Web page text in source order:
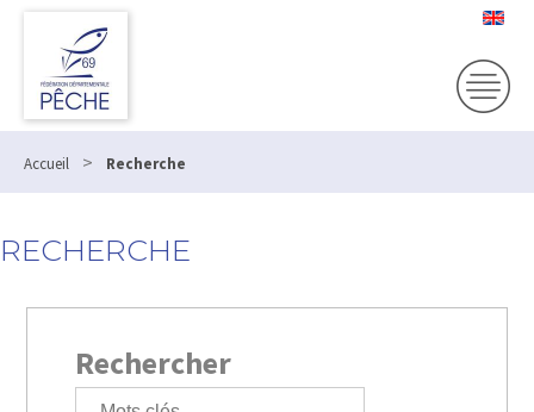
Accueil > Recherche
RECHERCHE
Rechercher